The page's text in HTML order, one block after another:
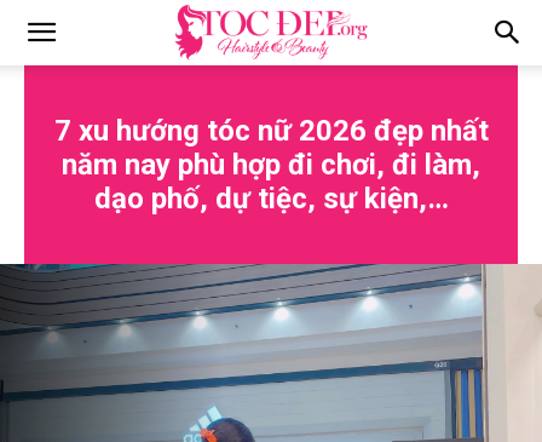
7 xu hướng tóc nữ 2026 đẹp nhất
năm nay phù hợp đi chơi, đi làm,
dạo phố, dự tiệc, sự kiện,…